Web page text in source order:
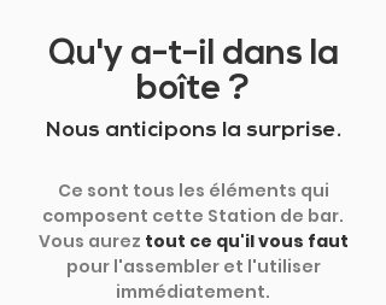
Qu'y a-t-il dans la
boîte ?
Nous anticipons la surprise.
Ce sont tous les éléments qui
composent cette Station de bar.
Vous aurez tout ce qu'il vous faut
pour l'assembler et l'utiliser
immédiatement.